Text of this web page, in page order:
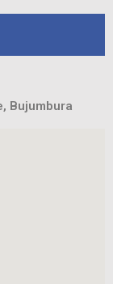
Bujumbura